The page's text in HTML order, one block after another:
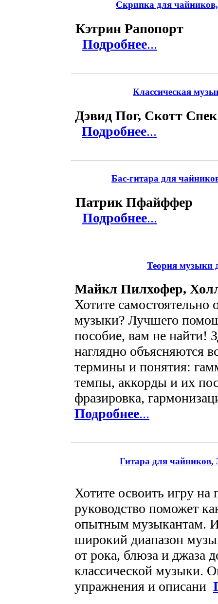
Скрипка для чайников,
Кэтрин Рапопорт
Подробнее...
Классическая
Дэвид Пог, Скотт Спек
Подробнее...
Бас-гитара для
Патрик Пфайффер
Подробнее...
Теория музыки
Майкл Пилхофер,
Хотите самостоятельно
музыки? Лучшего
пособие, вам не найти!
наглядно объясняются
термины и понятия:
темпы, аккорды и их
фразировка,
Подробнее...
Гитара для чайников,
Хотите освоить игру на
руководство поможет
опытным музыкантам.
широкий диапазон
от рока, блюза и джаза
классической музыки.
упражнения и описани